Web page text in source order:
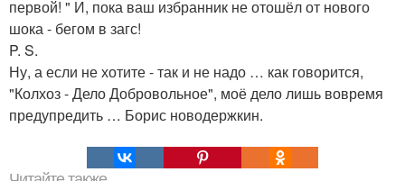
первой! " И, пока ваш избранник не отошёл от нового
шока - бегом в загс!
P. S.
Ну, а если не хотите - так и не надо … как говорится,
"Колхоз - Дело Добровольное", моё дело лишь вовремя
предупредить … Борис новодержкин.